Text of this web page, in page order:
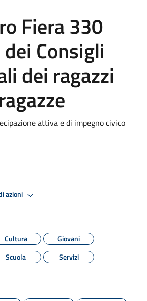
Fiera 330
Consigli
dei ragazzi
attiva e di impegno civico
azioni
Cultura
Giovani
Scuola Servizi